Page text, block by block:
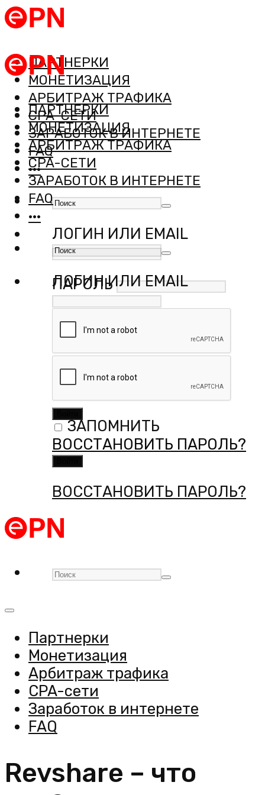
ПАРТНЕРКИ
МОНЕТИЗАЦИЯ
АРБИТРАЖ ТРАФИКА
CPA-СЕТИ
ЗАРАБОТОК В ИНТЕРНЕТЕ
FAQ
···
ЛОГИН ИЛИ EMAIL
ПАРОЛЬ
ЗАПОМНИТЬ
ВОССТАНОВИТЬ ПАРОЛЬ?
ПАРТНЕРКИ
МОНЕТИЗАЦИЯ
АРБИТРАЖ ТРАФИКА
CPA-СЕТИ
ЗАРАБОТОК В ИНТЕРНЕТЕ
FAQ
···
ЛОГИН ИЛИ EMAIL
ПАРОЛЬ
ЗАПОМНИТЬ
ВОССТАНОВИТЬ ПАРОЛЬ?
Партнерки
Монетизация
Арбитраж трафика
CPA-сети
Заработок в интернете
FAQ
Revshare – что